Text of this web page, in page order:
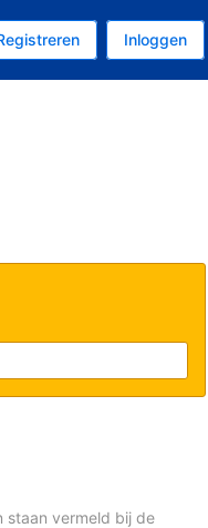
Inloggen
staan vermeld bij de